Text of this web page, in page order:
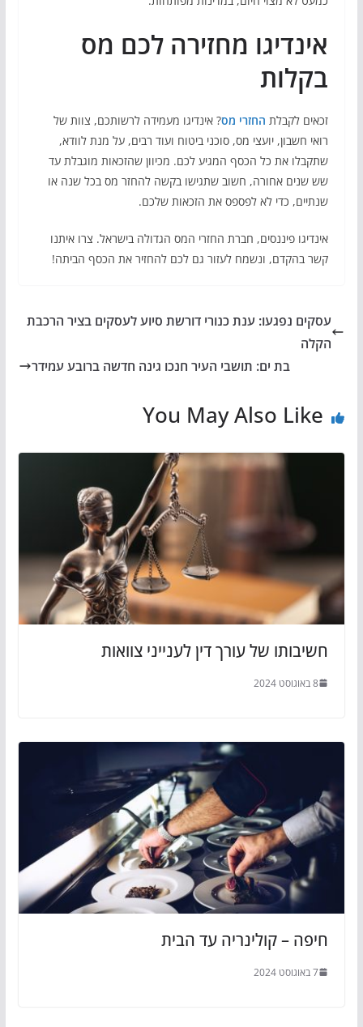
אינדיגו מחזירה לכם מס
בקלות
זכאים לקבלת החזרי מס? אינדיגו מעמידה לרשותכם, צוות של
רואי חשבון, יועצי מס, סוכני ביטוח ועוד רבים, על מנת לוודא,
שתקבלו את כל הכסף המגיע לכם. מכיוון שהזכאות מוגבלת עד
שש שנים אחורה, חשוב שתגישו בקשה להחזר מס בכל שנה או
שנתיים, כדי לא לפספס את הזכאות שלכם.
אינדיגו פיננסים, חברת החזרי המס הגדולה בישראל. צרו איתנו
קשר בהקדם, ונשמח לעזור גם לכם להחזיר את הכסף הביתה!
עסקים נפגעו: ענת כנורי דורשת סיוע לעסקים בציר הרכבת
הקלה
בת ים: תושבי העיר חנכו גינה חדשה ברובע עמידר
You May Also Like
חשיבותו של עורך דין לענייני צוואות
8 באוגוסט 2024
חיפה – קולינריה עד הבית
7 באוגוסט 2024